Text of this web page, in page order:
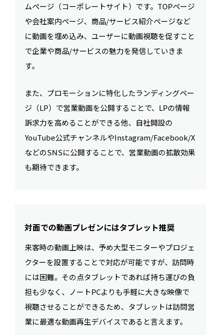
ムページ（コーポレートサイト）です。TOPページ
や会社案内ページ、商品/サービス紹介ページなど
に動画を埋め込み、ユーザーに動画視聴を促すこと
で企業や商品/サービスの魅力を発信していきま
す。
また、プロモーションに特化したランディングペー
ジ（LP）で営業動画を公開することで、LPの情報
訴求力を高めることができる他、自社開設の
YouTube公式チャンネルやInstagram/Facebook/X
などのSNSに公開することで、営業動画の拡散効果
も期待できます。
対面での動画プレゼンにはタブレット推奨
来客時の動画上映は、予め大型モニターやプロジェ
クターを設置することで対応が可能ですが、訪問時
には困難。その点タブレットであれば持ち運びの負
担も少なく、ノートPCよりも手軽に大きな映像で
視聴させることができるため、タブレットは訪問営
業に最適な動画再生デバイスであると言えます。